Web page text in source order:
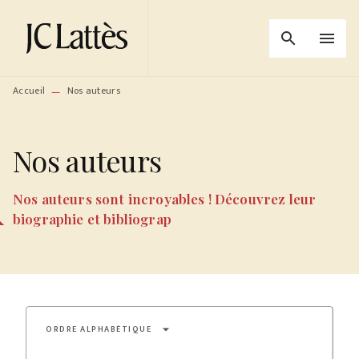
MENU RECHERCHE
PIED DE PAGE
search menu
Accueil — Nos auteurs
Nos auteurs
Nos auteurs sont incroyables ! Découvrez leur
biographie et bibliograp
ORDRE ALPHABÉTIQUE arrow_drop_down